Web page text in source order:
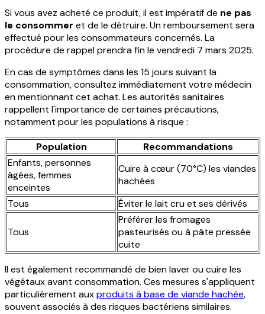
Si vous avez acheté ce produit, il est impératif de ne pas
le consommer et de le détruire. Un remboursement sera
effectué pour les consommateurs concernés. La
procédure de rappel prendra fin le vendredi 7 mars 2025.
En cas de symptômes dans les 15 jours suivant la
consommation, consultez immédiatement votre médecin
en mentionnant cet achat. Les autorités sanitaires
rappellent l'importance de certaines précautions,
notamment pour les populations à risque :
Population
Recommandations
Enfants, personnes
âgées, femmes
enceintes
Cuire à cœur (70°C) les viandes
hachées
Tous
Éviter le lait cru et ses dérivés
Tous
Préférer les fromages
pasteurisés ou à pâte pressée
cuite
Il est également recommandé de bien laver ou cuire les
végétaux avant consommation. Ces mesures s'appliquent
particulièrement auxproduits à base de viande hachée,
souvent associés à des risques bactériens similaires.